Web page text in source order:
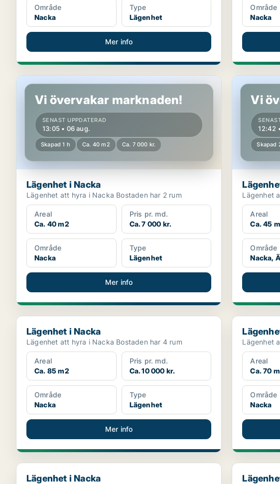
Område
Nacka
Type
Lägenhet
Mer info
Område
Nacka
Lägenhet i Nacka
Vi övervakar marknaden!
SENAST UPPDATERAD
13:05 • 06 aug.
Skapad 1 h Ca. 40 m2 Ca. 7 000 kr.
Lägenhet i Nacka
Lägenhet att hyra i Nacka Bostaden har 2 rum
Areal
Ca. 40 m2
Pris pr. md.
Ca. 7 000 kr.
Område
Nacka
Type
Lägenhet
Mer info
Lägenhet i
Vi
12:42
Skapad
Areal
Ca. 45
Område
Nacka,
Lägenhet i Nacka
Lägenhet i Nacka
Lägenhet att hyra i Nacka Bostaden har 4 rum
Areal
Ca. 85 m2
Pris pr. md.
Ca. 10 000 kr.
Område
Nacka
Type
Lägenhet
Mer info
Lägenhet i
Areal
Ca. 70
Område
Nacka
Lägenhet i Nacka
Lägenhet i Nacka
Lägenhet i